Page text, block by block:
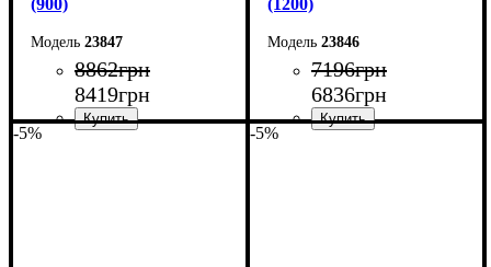
23847
8862грн
8419грн
23846
7196грн
6836грн
-5% -5%